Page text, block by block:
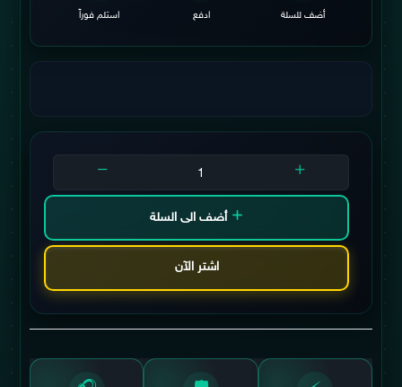
أضف للسلة
أضف الى السلة
اشتر الآن